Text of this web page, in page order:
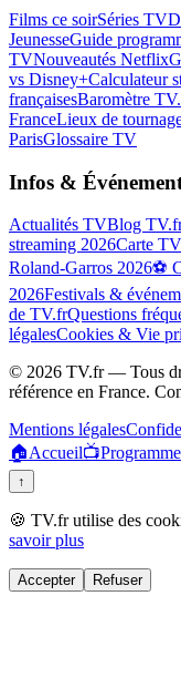
Films ce soirSéries TV
JeunesseGuide
TVNouveautés Netflix
vs Disney+Calculateur
françaisesBaromètre
FranceLieux de
ParisGlossaire TV
Infos &
Actualités TVBlog
streaming 2026Carte
Roland-Garros 2026⚽
2026Festivals &
de TV.frQuestions
légalesCookies & Vie
© 2026 TV.fr — Tous
référence en France.
Mentions légales
🏠Accueil📺Programme
↑
🍪 TV.fr utilise des
savoir plus
Accepter Refuser